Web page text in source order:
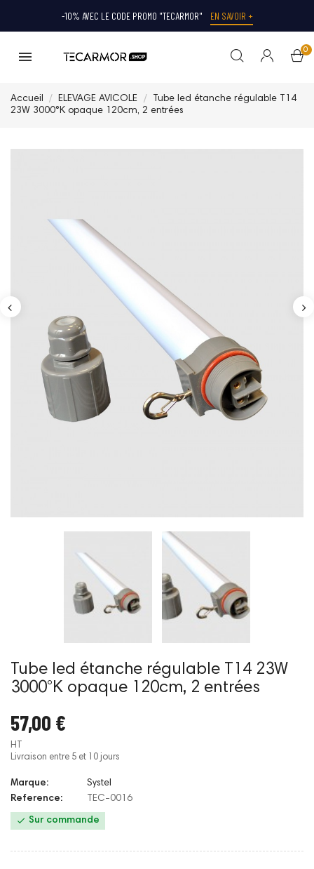
-10% AVEC LE CODE PROMO "TECARMOR" EN SAVOIR +
0
Accueil ELEVAGE AVICOLE
Tube led étanche régulable T14
23W 3000°K opaque 120cm, 2 entrées
Tube led étanche régulable T14 23W
3000°K opaque 120cm, 2 entrées
57,00 €
HT
Livraison entre 5 et 10 jours
Marque:
Systel
Reference:
TEC-0016
 Sur commande